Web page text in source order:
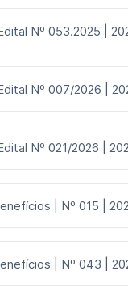
Nº 053.2025 |
Nº 007/2026 |
Nº 021/2026 |
| Nº 015 |
| Nº 043 |